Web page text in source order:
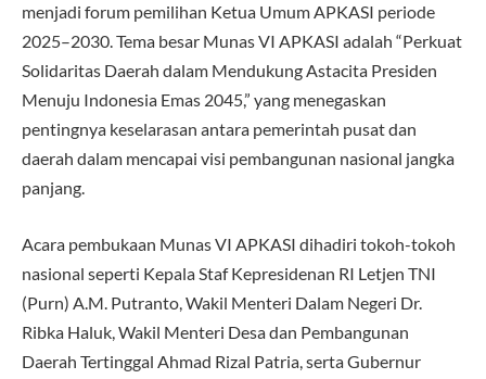
menjadi forum pemilihan Ketua Umum APKASI periode
2025–2030. Tema besar Munas VI APKASI adalah “Perkuat
Solidaritas Daerah dalam Mendukung Astacita Presiden
Menuju Indonesia Emas 2045,” yang menegaskan
pentingnya keselarasan antara pemerintah pusat dan
daerah dalam mencapai visi pembangunan nasional jangka
panjang.
Acara pembukaan Munas VI APKASI dihadiri tokoh-tokoh
nasional seperti Kepala Staf Kepresidenan RI Letjen TNI
(Purn) A.M. Putranto, Wakil Menteri Dalam Negeri Dr.
Ribka Haluk, Wakil Menteri Desa dan Pembangunan
Daerah Tertinggal Ahmad Rizal Patria, serta Gubernur